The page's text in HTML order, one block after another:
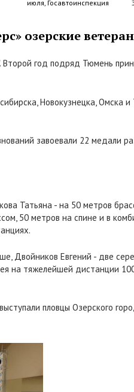
июля, Госавтоинспекция
озерские
год подряд Тюмень
Новокузнецка, Омска и
завоевали 22 медали
Татьяна - на 50 метров
50 метров на спине и в
Двойников Евгений - две
на тяжелейшей дистанции
пловцы Озерского